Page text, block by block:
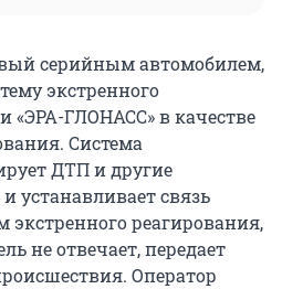
серийным автомобилем,
экстренного
«ЭРА-ГЛОНАСС» в качестве
Система
ДТП и другие
устанавливает связь
экстренного реагирования,
не отвечает, передает
Оператор